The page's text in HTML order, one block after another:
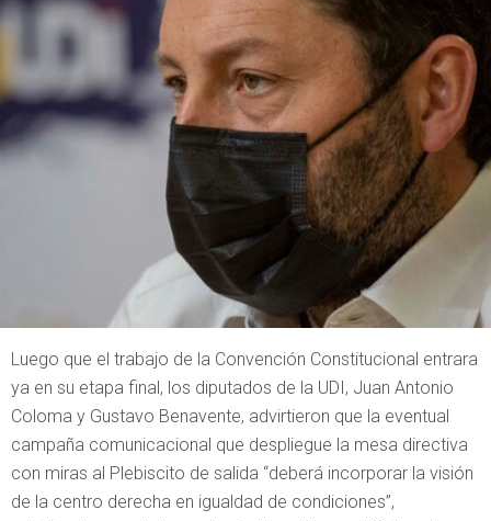
Luego que el trabajo de la Convención Constitucional entrara
ya en su etapa final, los diputados de la UDI, Juan Antonio
Coloma y Gustavo Benavente, advirtieron que la eventual
campaña comunicacional que despliegue la mesa directiva
con miras al Plebiscito de salida “deberá incorporar la visión
de la centro derecha en igualdad de condiciones”,